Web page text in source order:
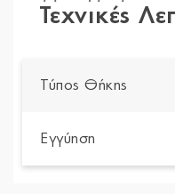
Τεχνικές
Τύπος Θήκης
Εγγύηση